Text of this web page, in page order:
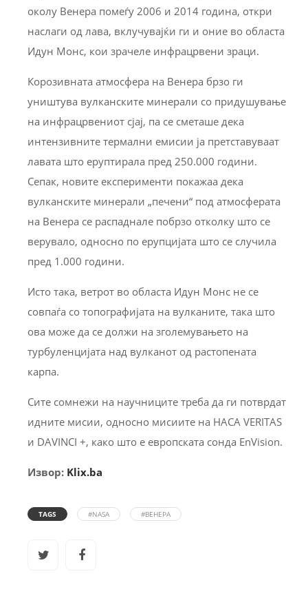
околу Венера помеѓу 2006 и 2014 година, откри
наслаги од лава, вклучувајќи ги и оние во областа
Идун Монс, кои зрачеле инфрацрвени зраци.
Корозивната атмосфера на Венера брзо ги
уништува вулканските минерали со придушување
на инфрацрвениот сјај, па се сметаше дека
интензивните термални емисии ја претставуваат
лавата што еруптирала пред 250.000 години.
Сепак, новите експерименти покажаа дека
вулканските минерали „печени“ под атмосферата
на Венера се распаднале побрзо отколку што се
верувало, односно по ерупцијата што се случила
пред 1.000 години.
Исто така, ветрот во областа Идун Монс не се
совпаѓа со топографијата на вулканите, така што
ова може да се должи на зголемувањето на
турбуленцијата над вулканот од растопената
карпа.
Сите сомнежи на научниците треба да ги потврдат
идните мисии, односно мисиите на НАСА VERITAS
и DAVINCI +, како што е европската сонда EnVision.
Извор: Klix.ba
TAGS #NASA #ВЕНЕРА